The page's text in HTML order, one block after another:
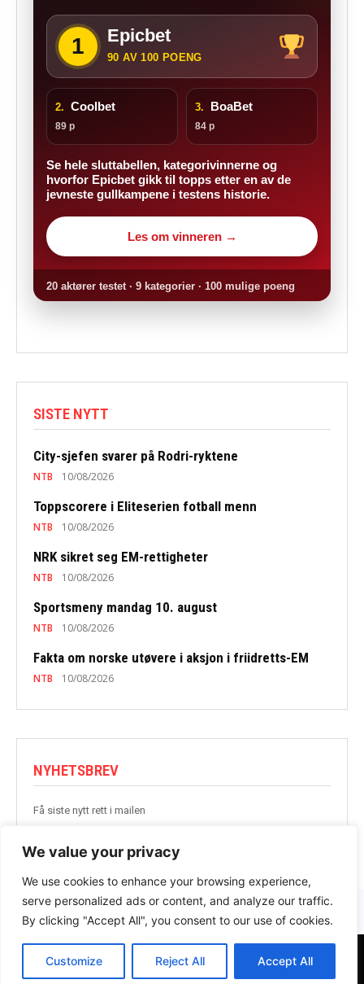
We value your privacy
We use cookies to enhance your browsing experience,
serve personalized ads or content, and analyze our traffic.
By clicking "Accept All", you consent to our use of cookies.
Customize Reject All Accept All
1 Epicbet
90 AV 100 POENG
2. Coolbet
89 p
3. BoaBet
84 p
Se hele sluttabellen, kategorivinnerne og
hvorfor Epicbet gikk til topps etter en av de
jevneste gullkampene i testens historie.
Les om vinneren →
20 aktører testet · 9 kategorier · 100 mulige poeng
SISTE NYTT
City-sjefen svarer på Rodri-ryktene
NTB 10/08/2026
Toppscorere i Eliteserien fotball menn
NTB 10/08/2026
NRK sikret seg EM-rettigheter
NTB 10/08/2026
Sportsmeny mandag 10. august
NTB 10/08/2026
Fakta om norske utøvere i aksjon i friidretts-EM
NTB 10/08/2026
NYHETSBREV
Få siste nytt rett i mailen